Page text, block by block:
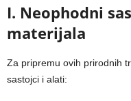
I. Neophodni
materijala
Za pripremu ovih prirodnih
sastojci i alati: